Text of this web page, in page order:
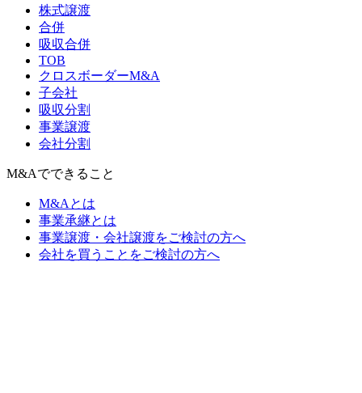
株式譲渡
合併
吸収合併
TOB
クロスボーダーM&A
子会社
吸収分割
事業譲渡
会社分割
M&Aでできること
M&Aとは
事業承継とは
事業譲渡・会社譲渡をご検討の方へ
会社を買うことをご検討の方へ